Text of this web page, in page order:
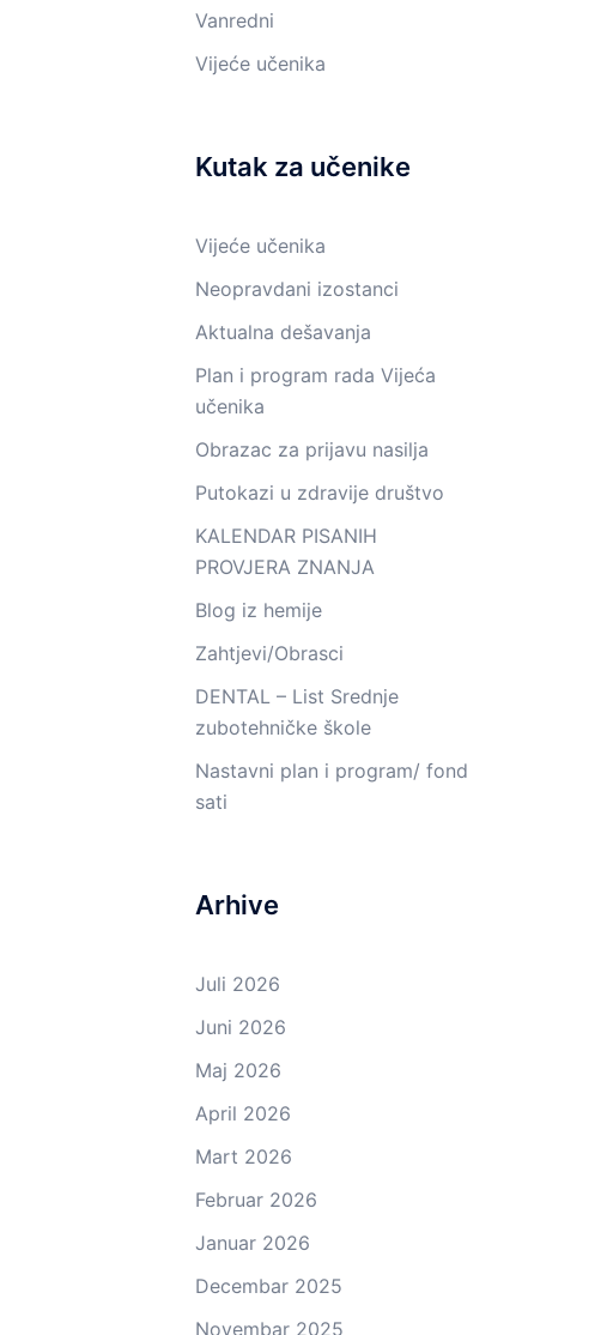
Vanredni
Vijeće učenika
Kutak za učenike
Vijeće učenika
Neopravdani izostanci
Aktualna dešavanja
Plan i program rada Vijeća
učenika
Obrazac za prijavu nasilja
Putokazi u zdravije društvo
KALENDAR PISANIH
PROVJERA ZNANJA
Blog iz hemije
Zahtjevi/Obrasci
DENTAL – List Srednje
zubotehničke škole
Nastavni plan i program/ fond
sati
Arhive
Juli 2026
Juni 2026
Maj 2026
April 2026
Mart 2026
Februar 2026
Januar 2026
Decembar 2025
Novembar 2025